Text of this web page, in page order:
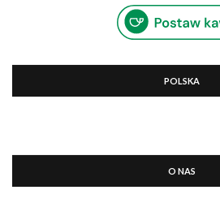
POLSKA
O NAS